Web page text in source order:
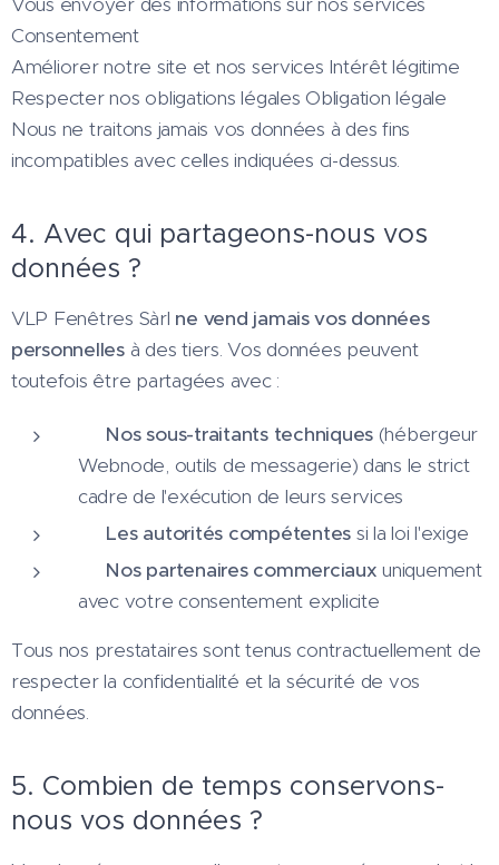
Consentement
Améliorer notre site et nos services Intérêt légitime
Respecter nos obligations légales Obligation légale
Nous ne traitons jamais vos données à des fins
incompatibles avec celles indiquées ci-dessus.
4. Avec qui partageons-nous vos
données ?
VLP Fenêtres Sàrl ne vend jamais vos données
personnellesà des tiers. Vos données peuvent
toutefois être partagées avec :
Nos sous-traitants techniques (hébergeur
Webnode, outils de messagerie) dans le strict
cadre de l'exécution de leurs services
Les autorités compétentes si la loi l'exige
Nos partenaires commerciaux uniquement
avec votre consentement explicite
Tous nos prestataires sont tenus contractuellement de
respecter la confidentialité et la sécurité de vos
données.
5. Combien de temps conservons-
nous vos données ?